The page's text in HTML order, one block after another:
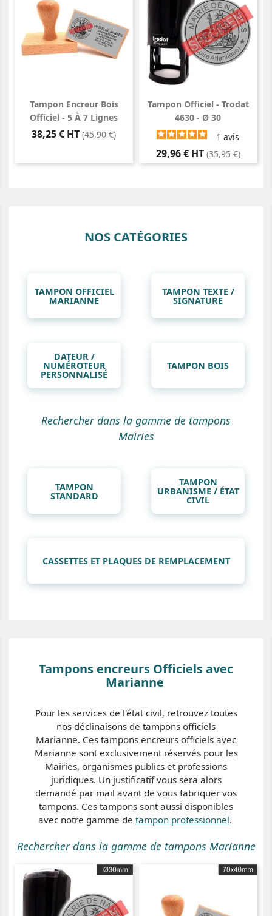
Tampon Encreur Bois
Officiel - 5 À 7 Lignes
Prix
38,25 € HT (45,90 €)
Tampon Officiel - Trodat
4630 - Ø 30
1avis
Prix
29,96 € HT (35,95 €)
NOS CATÉGORIES
TAMPON OFFICIEL
MARIANNE
TAMPON TEXTE /
SIGNATURE
DATEUR /
NUMÉROTEUR
PERSONNALISÉ
TAMPON BOIS
Rechercher dans la gamme de tampons
Mairies
TAMPON
STANDARD
TAMPON
URBANISME / ÉTAT
CIVIL
CASSETTES ET PLAQUES DE REMPLACEMENT
Tampons encreurs Officiels avec
Marianne
Pour les services de l'état civil, retrouvez toutes
nos déclinaisons de tampons officiels
Marianne. Ces tampons encreurs officiels avec
Marianne sont exclusivement réservés pour les
Mairies, organismes publics et professions
juridiques. Un justificatif vous sera alors
demandé par mail avant de vous fabriquer vos
tampons. Ces tampons sont aussi disponibles
avec notre gamme de tampon professionnel.
Rechercher dans la gamme de tampons Marianne